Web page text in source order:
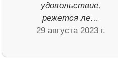
удовольствие,
режется ле…
29 августа 2023 г.